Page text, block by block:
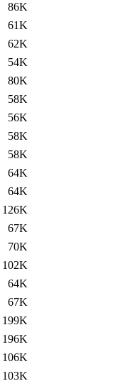
86K
61K
62K
54K
80K
58K
56K
58K
58K
64K
64K
126K
67K
70K
102K
64K
67K
199K
196K
106K
103K